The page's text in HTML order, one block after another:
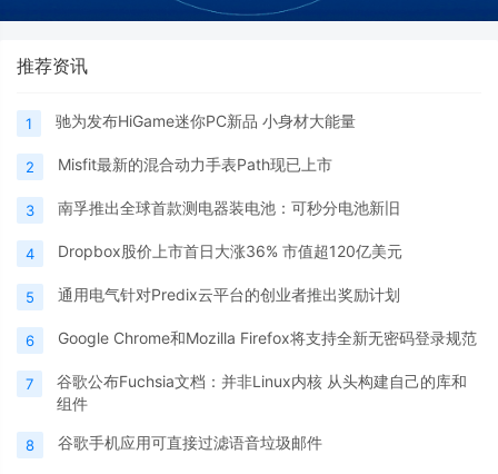
推荐资讯
1 驰为发布HiGame迷你PC新品 小身材大能量
2 Misfit最新的混合动力手表Path现已上市
3 南孚推出全球首款测电器装电池：可秒分电池新旧
4 Dropbox股价上市首日大涨36% 市值超120亿美元
5 通用电气针对Predix云平台的创业者推出奖励计划
6 Google Chrome和Mozilla Firefox将支持全新无密码登录规范
7
谷歌公布Fuchsia文档：并非Linux内核 从头构建自己的库和
组件
8 谷歌手机应用可直接过滤语音垃圾邮件